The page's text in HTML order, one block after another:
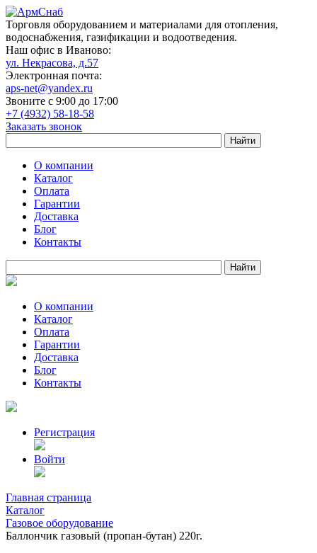
Торговля оборудованием и материалами для отопления,
водоснабжения, газификации и водоотведения.
Наш офис в Иваново:
ул. Некрасова, д.57
Электронная почта:
aps-net@yandex.ru
Звоните с 9:00 до 17:00
+7 (4932) 58-18-58
Заказать звонок
О компании
Каталог
Оплата
Гарантии
Доставка
Блог
Контакты
О компании
Каталог
Оплата
Гарантии
Доставка
Блог
Контакты
Регистрация
Войти
Главная страница
Каталог
Газовое оборудование
Баллончик газовый (пропан-бутан) 220г.